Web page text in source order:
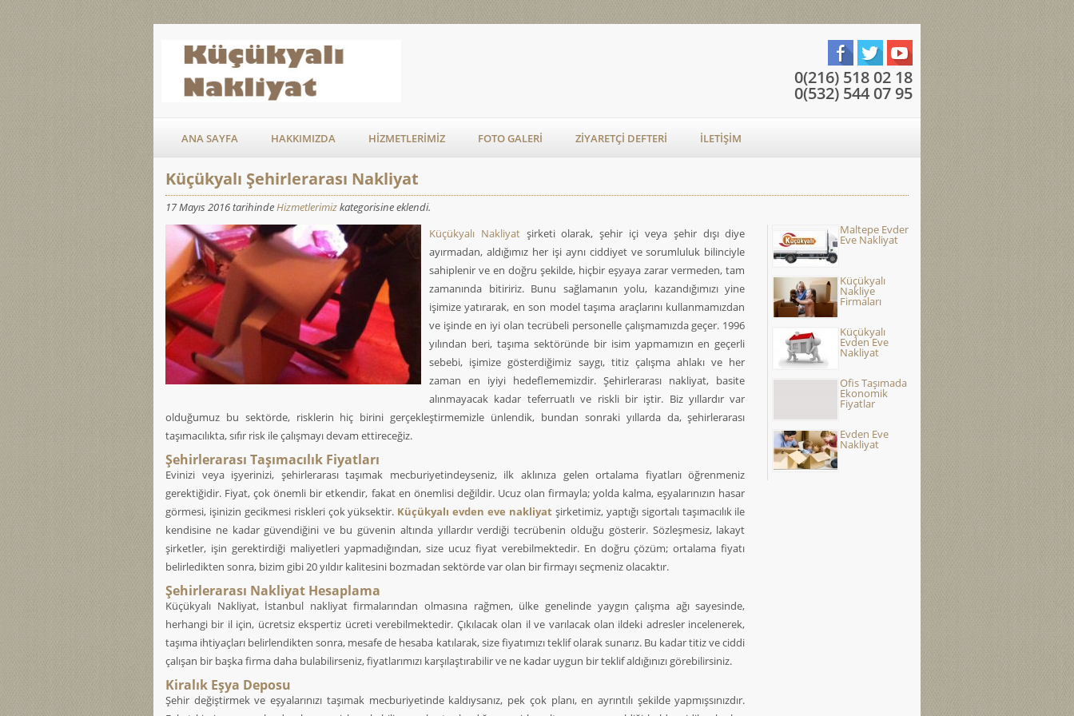
0(216) 518 02 18
0(532) 544 07 95
ANA SAYFA HAKKIMIZDA HIZMETLERIMIZ FOTO GALERI ZIYARETÇI DEFTERI İLETIŞIM
Küçükyalı Şehirlerarası Nakliyat
17 Mayıs 2016 tarihindeHizmetlerimizkategorisine eklendi.
Küçükyalı Nakliyatşirketi olarak, şehir içi veya şehir dışı diye
ayırmadan, aldığımız her işi aynı ciddiyet ve sorumluluk bilinciyle
sahiplenir ve en doğru şekilde, hiçbir eşyaya zarar vermeden, tam
zamanında bitiririz. Bunu sağlamanın yolu, kazandığımızı yine
işimize yatırarak, en son model taşıma araçlarını kullanmamızdan
ve işinde en iyi olan tecrübeli personelle çalışmamızda geçer. 1996
yılından beri, taşıma sektöründe bir isim yapmamızın en geçerli
sebebi, işimize gösterdiğimiz saygı, titiz çalışma ahlakı ve her
zaman en iyiyi hedeflememizdir. Şehirlerarası nakliyat, basite
alınmayacak kadar teferruatlı ve riskli bir iştir. Biz yıllardır var
olduğumuz bu sektörde, risklerin hiç birini gerçekleştirmemizle ünlendik, bundan sonraki yıllarda da, şehirlerarası
taşımacılıkta, sıfır risk ile çalışmayı devam ettireceğiz.
Şehirlerarası Taşımacılık Fiyatları
Evinizi veya işyerinizi, şehirlerarası taşımak mecburiyetindeyseniz, ilk aklınıza gelen ortalama fiyatları öğrenmeniz
gerektiğidir. Fiyat, çok önemli bir etkendir, fakat en önemlisi değildir. Ucuz olan firmayla; yolda kalma, eşyalarınızın hasar
görmesi, işinizin gecikmesi riskleri çok yüksektir. Küçükyalı evden eve nakliyatşirketimiz, yaptığı sigortalı taşımacılık ile
kendisine ne kadar güvendiğini ve bu güvenin altında yıllardır verdiği tecrübenin olduğu gösterir. Sözleşmesiz, lakayt
şirketler, işin gerektirdiği maliyetleri yapmadığından, size ucuz fiyat verebilmektedir. En doğru çözüm; ortalama fiyatı
belirledikten sonra, bizim gibi 20 yıldır kalitesini bozmadan sektörde var olan bir firmayı seçmeniz olacaktır.
Şehirlerarası Nakliyat Hesaplama
Küçükyalı Nakliyat, İstanbul nakliyat firmalarından olmasına rağmen, ülke genelinde yaygın çalışma ağı sayesinde,
herhangi bir il için, ücretsiz ekspertiz ücreti verebilmektedir. Çıkılacak olan il ve varılacak olan ildeki adresler incelenerek,
taşıma ihtiyaçları belirlendikten sonra, mesafe de hesaba katılarak, size fiyatımızı teklif olarak sunarız. Bu kadar titiz ve ciddi
çalışan bir başka firma daha bulabilirseniz, fiyatlarımızı karşılaştırabilir ve ne kadar uygun bir teklif aldığınızı görebilirsiniz.
Kiralık Eşya Deposu
Şehir değiştirmek ve eşyalarınızı taşımak mecburiyetinde kaldıysanız, pek çok planı, en ayrıntılı şekilde yapmışsınızdır.
Maltepe Evden
Eve Nakliyat
Küçükyalı
Nakliye
Firmaları
Küçükyalı
Evden Eve
Nakliyat
Ofis Taşımada
Ekonomik
Fiyatlar
Evden Eve
Nakliyat